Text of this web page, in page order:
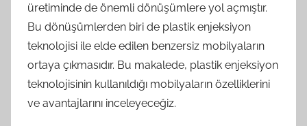
üretiminde de önemli dönüşümlere yol açmıştır.
Bu dönüşümlerden biri de plastik enjeksiyon
teknolojisi ile elde edilen benzersiz mobilyaların
ortaya çıkmasıdır. Bu makalede, plastik enjeksiyon
teknolojisinin kullanıldığı mobilyaların özelliklerini
ve avantajlarını inceleyeceğiz.